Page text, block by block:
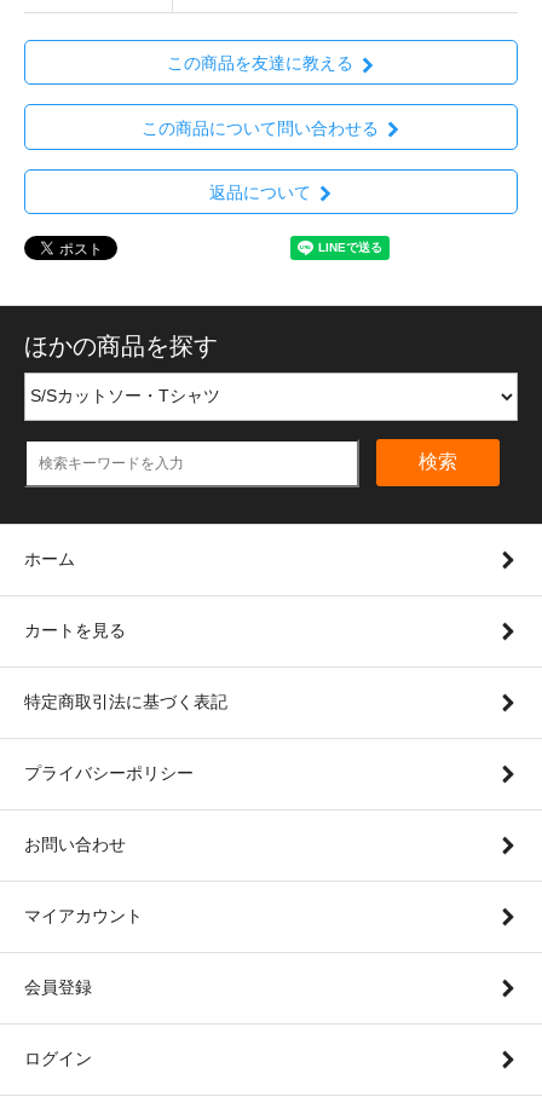
この商品を友達に教える
この商品について問い合わせる
返品について
ほかの商品を探す
検索
ホーム
カートを見る
特定商取引法に基づく表記
プライバシーポリシー
お問い合わせ
マイアカウント
会員登録
ログイン